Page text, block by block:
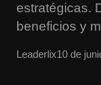
estratégicas.
beneficios y
Leaderlix10 de